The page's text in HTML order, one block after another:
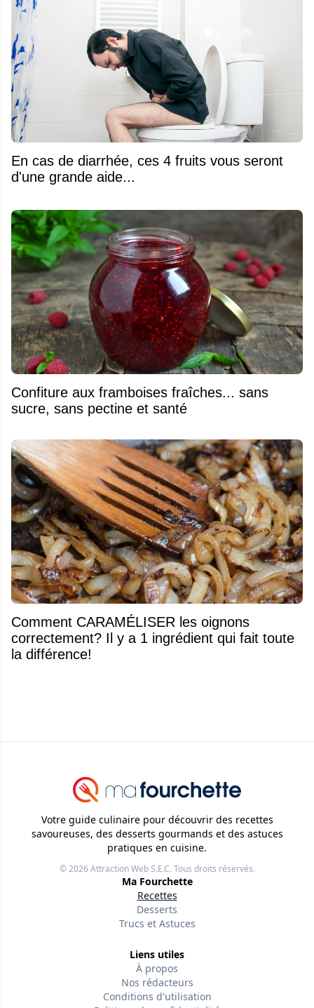
En cas de diarrhée, ces 4 fruits vous seront
d'une grande aide...
Confiture aux framboises fraîches... sans
sucre, sans pectine et santé
Comment CARAMÉLISER les oignons
correctement? Il y a 1 ingrédient qui fait toute
la différence!
Votre guide culinaire pour découvrir des recettes
savoureuses, des desserts gourmands et des astuces
pratiques en cuisine.
© 2026Attraction Web S.E.C.Tous droits réservés.
Ma Fourchette
Recettes
Desserts
Trucs et Astuces
Liens utiles
À propos
Nos rédacteurs
Conditions d'utilisation